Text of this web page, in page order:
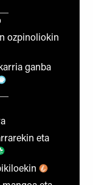
ozpinoliokin
ganba
eta